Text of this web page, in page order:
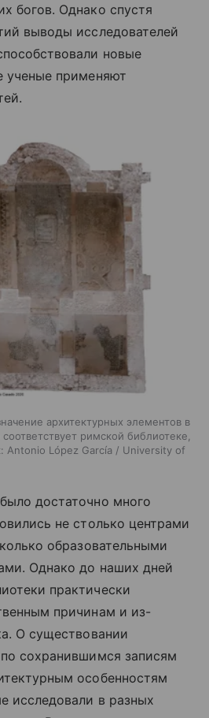
богов. Однако спустя
выводы исследователей
новые
ученые применяют
архитектурных элементов в
римской библиотеке,
Antonio López García / University of
достаточно много
не столько центрами
образовательными
Однако до наших дней
практически
причинам и из-
О существовании
сохранившимся записям
особенностям
исследовали в разных